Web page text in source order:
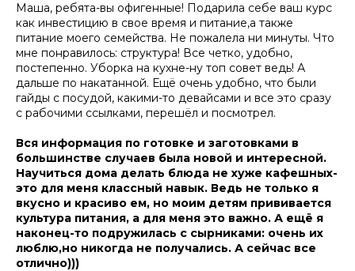
Маша, ребята-вы офигенные! Подарила себе ваш курс
как инвестицию в свое время и питание,а также
питание моего семейства. Не пожалела ни минуты. Что
мне понравилось: структура! Все четко, удобно,
постепенно. Уборка на кухне-ну топ совет ведь! А
дальше по накатанной. Ещё очень удобно, что были
гайды с посудой, какими-то девайсами и все это сразу
с рабочими ссылками, перешёл и посмотрел.
Вся информация по готовке и заготовками в
большинстве случаев была новой и интересной.
Научиться дома делать блюда не хуже кафешных-
это для меня классный навык. Ведь не только я
вкусно и красиво ем, но моим детям прививается
культура питания, а для меня это важно. А ещё я
наконец-то подружилась с сырниками: очень их
люблю,но никогда не получались. А сейчас все
отлично)))